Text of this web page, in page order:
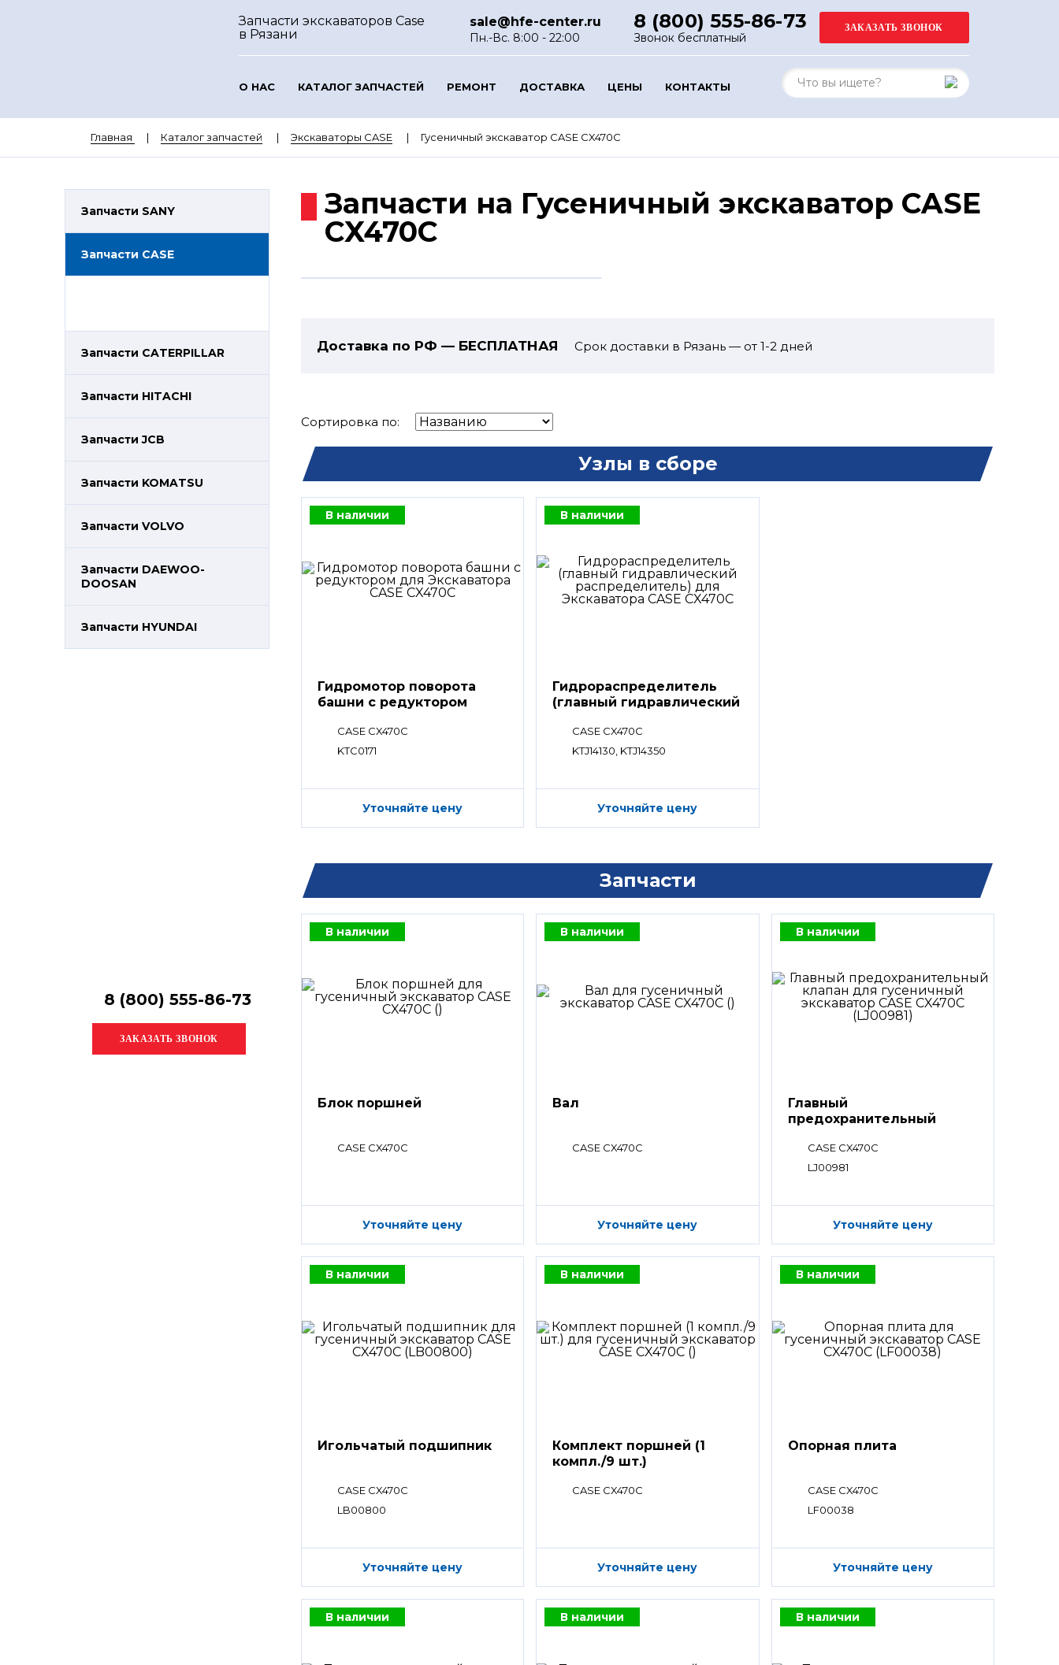
Запчасти экскаваторов Case
в Рязани
sale@hfe-center.ru
Пн.-Вс. 8:00 - 22:00
8 (800) 555-86-73
Звонок бесплатный
О НАС КАТАЛОГ ЗАПЧАСТЕЙ РЕМОНТ ДОСТАВКА ЦЕНЫ КОНТАКТЫ
Главная Каталог запчастей Экскаваторы CASE Гусеничный экскаватор CASE CX470C
Запчасти SANY
Запчасти CASE
Запчасти CATERPILLAR
Запчасти HITACHI
Запчасти JCB
Запчасти KOMATSU
Запчасти VOLVO
Запчасти DAEWOO-
DOOSAN
Запчасти HYUNDAI
8 (800) 555-86-73
Запчасти на Гусеничный экскаватор CASE
CX470C
Доставка по РФ — БЕСПЛАТНАЯ Срок доставки в Рязань — от 1-2 дней
Сортировка по:
Узлы в сборе
В наличии
Гидромотор поворота
башни с редуктором
CASE CX470C
KTC0171
Уточняйте цену
В наличии
Гидрораспределитель
(главный гидравлический
CASE CX470C
KTJ14130, KTJ14350
Уточняйте цену
Запчасти
В наличии
Блок поршней
CASE CX470C
Уточняйте цену
В наличии
Вал
CASE CX470C
Уточняйте цену
В наличии
Главный
предохранительный
CASE CX470C
LJ00981
Уточняйте цену
В наличии
Игольчатый подшипник
CASE CX470C
LB00800
Уточняйте цену
В наличии
Комплект поршней (1
компл./9 шт.)
CASE CX470C
Уточняйте цену
В наличии
Опорная плита
CASE CX470C
LF00038
Уточняйте цену
В наличии В наличии В наличии